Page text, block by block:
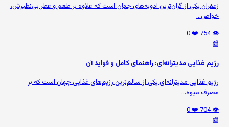
زعفران یکی از گران‌ترین ادویه‌های جهان است که علاوه بر طعم و عطر بی‌نظیرش،
خواص...
👁️ 754
❤️ 0
📰
رژیم غذایی مدیترانه‌ای: راهنمای کامل و فواید آن
رژیم غذایی مدیترانه‌ای یکی از سالم‌ترین رژیم‌های غذایی جهان است که بر
مصرف میوه‌...
👁️ 704
❤️ 0
📰